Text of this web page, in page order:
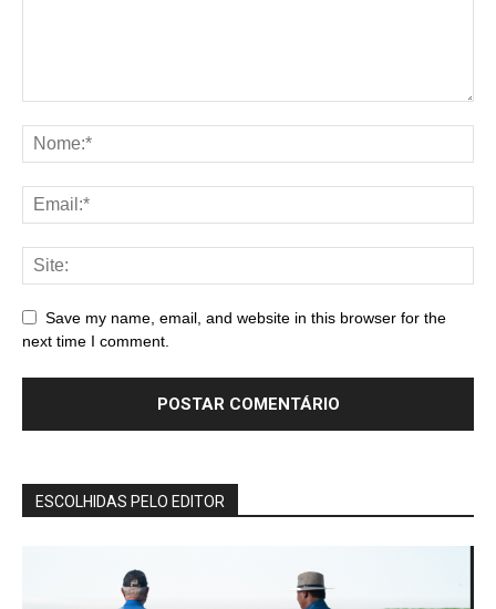
Save my name, email, and website in this browser for the
next time I comment.
ESCOLHIDAS PELO EDITOR